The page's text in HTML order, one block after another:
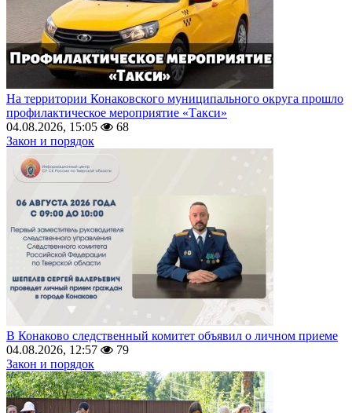
На территории Конаковского муниципального округа прошло
профилактическое мероприятие «Такси»
04.08.2026, 15:05
68
Закон и порядок
В Конаково следственный комитет объявил о личном приеме
04.08.2026, 12:57
79
Закон и порядок